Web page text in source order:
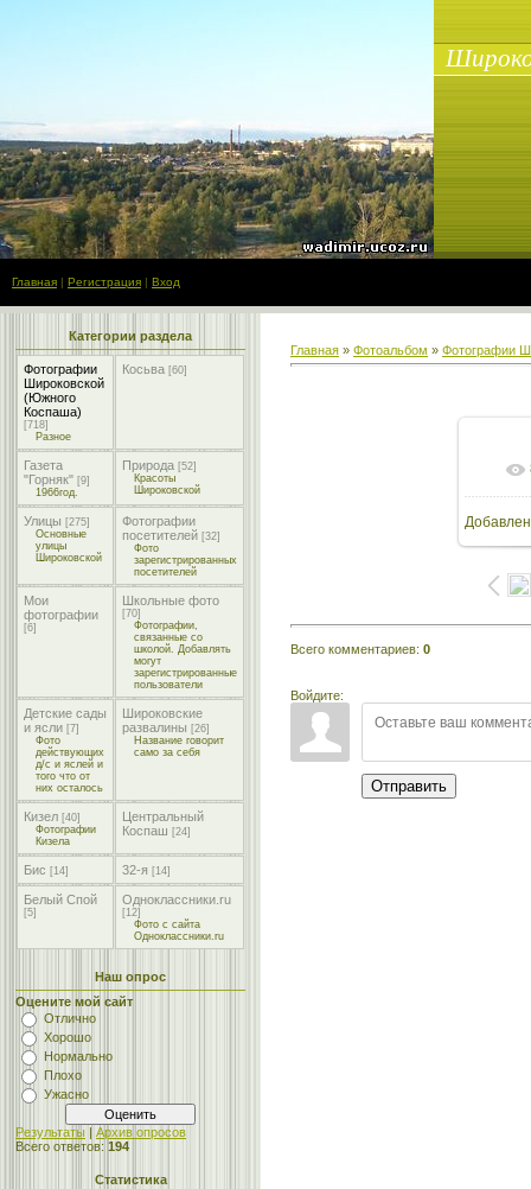
Главная | Регистрация | Вход
Категории раздела
Фотографии
Широковской
(Южного
Коспаша)
[718]
Разное
Косьва [60]
Газета
"Горняк" [9]
1966год.
Природа [52]
Красоты
Широковской
Улицы [275]
Основные
улицы
Широковской
Фотографии
посетителей [32]
Фото
зарегистрированных
посетителей
Мои
фотографии
[6]
Школьные фото
[70]
Фотографии,
связанные со
школой. Добавлять
могут
зарегистрированные
пользователи
Детские сады
и ясли [7]
Фото
действующих
д/с и яслей и
того что от
них осталось
Широковские
развалины [26]
Название говорит
само за себя
Кизел [40]
Фотографии
Кизела
Центральный
Коспаш [24]
Бис [14] 32-я [14]
Белый Спой
[5]
Одноклассники.ru
[12]
Фото с сайта
Одноклассники.ru
Наш опрос
Оцените мой сайт
Отлично
Хорошо
Нормально
Плохо
Ужасно
Результаты | Архив опросов
Всего ответов: 194
Статистика
Главная » Фотоальбом » Фотографии
Всего комментариев: 0
Войдите:
Отправить